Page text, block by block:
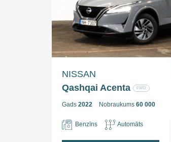
NISSAN
Qashqai Acenta
FWD
Gads 2022 Nobraukums 60 000
Benzīns Automāts